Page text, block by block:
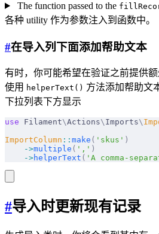
The function passed to the
各种 utility 作为参数注入到函数中。
#在导入列下面添加帮助文本
有时，你可能希望在验证之前提供
使用 helperText() 方法添加帮助文
下拉列表下方显示
use Filament\Actions\ Imports\
ImportColumn :: make ( 'skus' )
    ->
multiple ( ',' )
    ->
helperText ( 'A comma-
#导入时更新现有记录